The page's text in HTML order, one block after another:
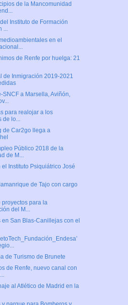
de la Mancomunidad
Instituto de Formación
...
en el
de Renfe por huelga: 21
de Inmigración 2019-2021
SNCF a Marsella, Aviñón,
para realojar a los
de lo...
de Car2go llega a
Público 2018 de la
de M...
el Instituto Psiquiátrico José
de Tajo con cargo
proyectos para la
del M...
en San Blas-Canillejas con el
de Turismo de Brunete
de Renfe, nuevo canal con
al Atlético de Madrid en la